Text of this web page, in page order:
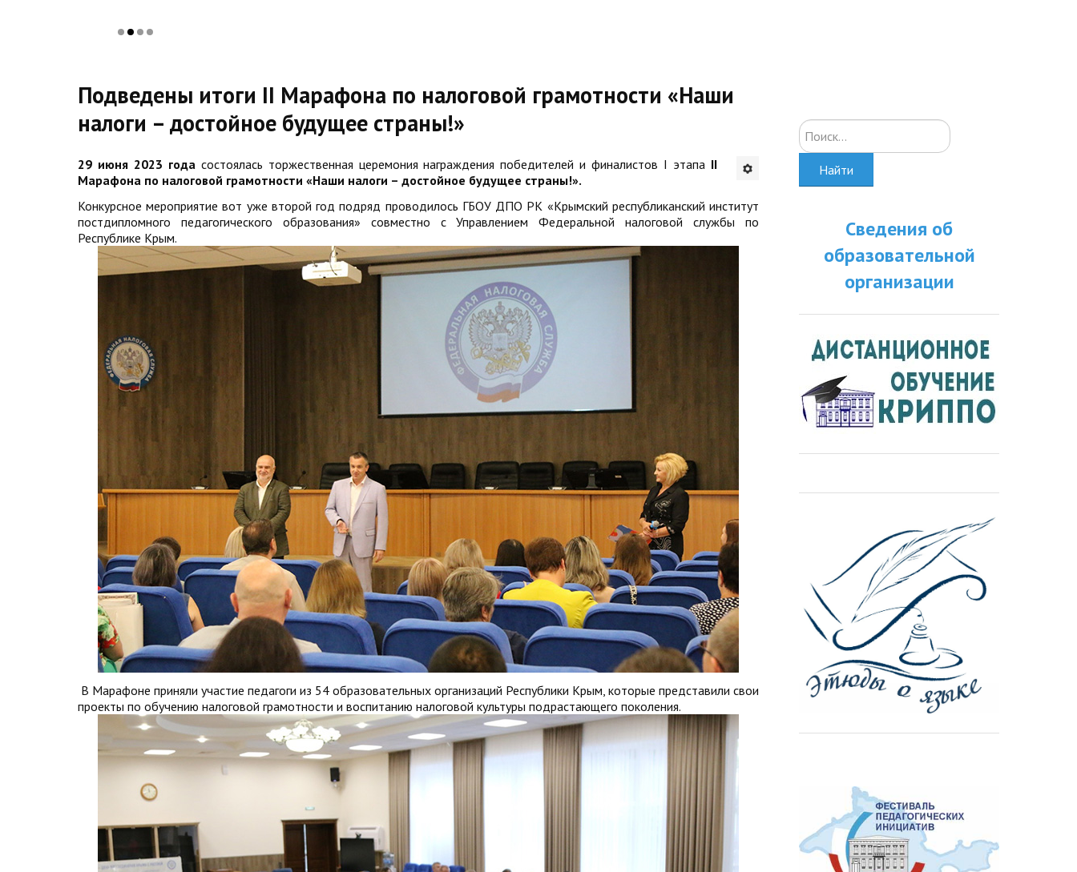
Подведены итоги II Марафона по налоговой грамотности «Наши
налоги – достойное будущее страны!»
29 июня 2023 годасостоялась торжественная церемония награждения победителей и финалистов I этапа II
Марафона по налоговой грамотности «Наши налоги – достойное будущее страны!».
Конкурсное мероприятие вот уже второй год подряд проводилось ГБОУ ДПО РК «Крымский республиканский институт
постдипломного педагогического образования» совместно с Управлением Федеральной налоговой службы по
Республике Крым.
В Марафоне приняли участие педагоги из 54 образовательных организаций Республики Крым, которые представили свои
проекты по обучению налоговой грамотности и воспитанию налоговой культуры подрастающего поколения.
Искать...
Найти
Сведения об
образовательной
организации